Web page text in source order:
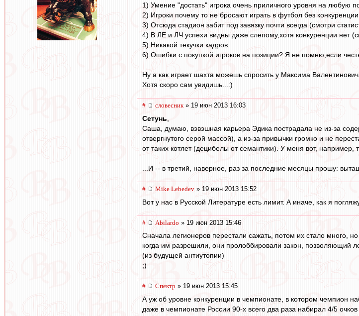
1) Умение "достать" игрока очень приличного уровня на любую
2) Игроки почему то не бросают играть в футбол без
3) Отсюда стадион забит под завязку почти всегда (смотри
4) В ЛЕ и ЛЧ успехи видны даже слепому,хотя конкуренции нет
5) Никакой текучки кадров.
6) Ошибки с покупкой игроков на позиции? Я не помню,если
Ну а как играет шахта можешь спросить у Максима
Хотя скоро сам увидишь...:)
# словесник» 19 июн 2013 16:03
Сетунь
Саша, думаю, вэвэшная карьера Эдика пострадала не из-за
отвергнутого серой массой), а из-за привычки громко и не
от таких котлет (децибелы от семантики). У меня вот, например,
...И -- в третий, наверное, раз за последние месяцы прошу:
# Mike Lebedev » 19 июн 2013 15:52
Вот у нас в Русской Литературе есть лимит. А иначе, как я
# Abilardo » 19 июн 2013 15:46
Сначала легионеров перестали сажать, потом их стало много,
когда им разрешили, они пролоббировали закон, позволяющий
(из будущей антиутопии)
;)
# Спектр » 19 июн 2013 15:45
А уж об уровне конкуренции в чемпионате, в котором чемпион
даже в чемпионате России 90-х всего два раза набирал 4/5 очков